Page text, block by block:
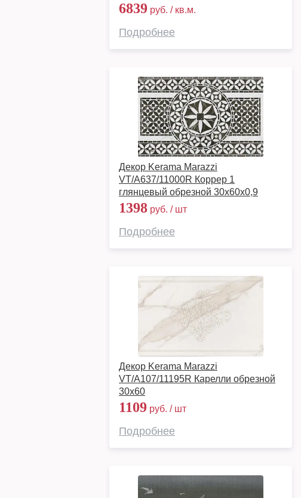
6839 руб. / кв.м.
Подробнее
Декор Kerama Marazzi
VT/A637/11000R Коррер 1
глянцевый обрезной 30x60x0,9
1398 руб. / шт
Подробнее
Декор Kerama Marazzi
VT/A107/11195R Карелли обрезной
30x60
1109 руб. / шт
Подробнее